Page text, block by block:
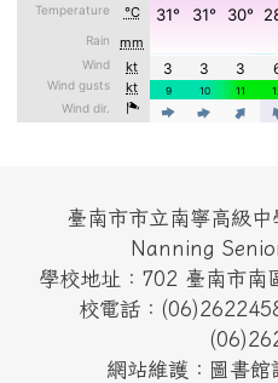
頁尾區域內容
臺南市市立南寧高級
Nanning
學校地址：702 臺南市南
校電話：
網站維護：圖書